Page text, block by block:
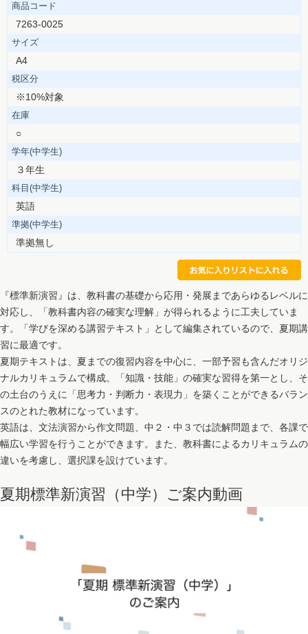
商品コード
7263-0025
サイズ
A4
税区分
※10%対象
在庫
○
学年(中学生)
３年生
科目(中学生)
英語
準拠(中学生)
準拠無し
『標準新演習』は、教科書の基礎から応用・発展まであらゆるレベルに
対応し、「教科書内容の確実な理解」が得られるように工夫していま
す。「学びを深める講習テキスト」として編集されているので、夏期講
習に最適です。
夏期テキストは、夏までの復習内容を中心に、一部予習も含んだオリジ
ナルカリキュラムで構成。「知識・技能」の確実な習得を第一とし、そ
の土台のうえに「思考力・判断力・表現力」を築くことができるバラン
スのとれた教材になっています。
英語は、文法演習から作文問題、中２・中３では読解問題まで、各課で
幅広い学習を行うことができます。また、教科書によるカリキュラムの
違いを考慮し、選択課を設けています。
夏期標準新演習（中学）ご案内動画